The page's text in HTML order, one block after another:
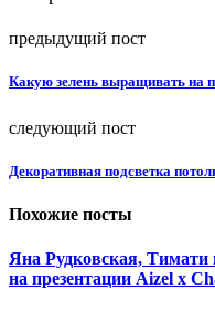
предыдущий пост
Какую зелень выращивать на
следующий пост
Декоративная подсветка
Похожие посты
Яна Рудковская, Тимати
на презентации Aizel x